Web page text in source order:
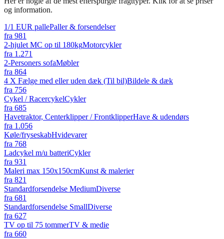
og information.
1/1 EUR pallePaller & forsendelser
fra 981
2-hjulet MC op til 180kgMotorcykler
fra 1.271
2-Personers sofaMøbler
fra 864
4 X Fælge med eller uden dæk (Til bil)Bildele & dæk
fra 756
Cykel / RacercykelCykler
fra 685
Havetraktor, Centerklipper / FrontklipperHave & udendørs
fra 1.056
Køle/fryseskabHvidevarer
fra 768
Ladcykel m/u batteriCykler
fra 931
Maleri max 150x150cmKunst & malerier
fra 821
Standardforsendelse MediumDiverse
fra 681
Standardforsendelse SmallDiverse
fra 627
TV op til 75 tommerTV & medie
fra 660